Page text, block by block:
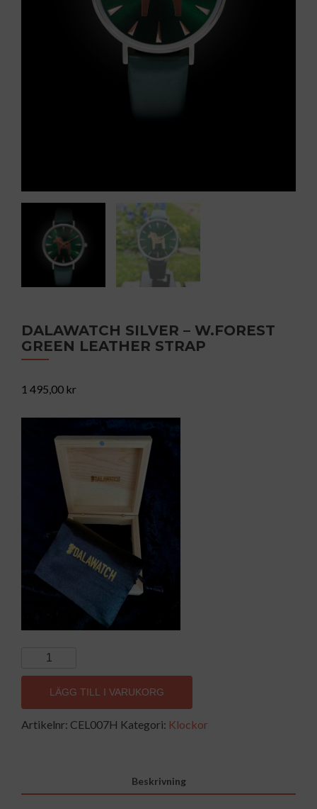
DALAWATCH SILVER – W.FOREST
GREEN LEATHER STRAP
1 495,00 kr
DALAWATCH
W.FOREST
GREEN
LÄGG TILL I VARUKORG
Artikelnr: CEL007H Kategori: Klockor
Beskrivning